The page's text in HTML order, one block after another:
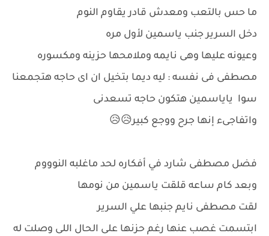
ما حس بالتعب ومعدش قادر يقاوم النوم
دخل السرير جنب ياسمين لأول مره
وعيونه عليها وهى نايمه وملامحها حزينه ومكسوره
مصطفى فى نفسه : ليه ديما بتخيل ان اى حاجه هتجمعنا
سوا ياياسمين هتكون حاجه تسعدنى
واتفاجىء إنها جرح ووجع كبير😥😥
فضل مصطفى شارد في أفكاره لحد ماغلبه النوووم
وبعد كام ساعه قلقت ياسمين من نومها
لقت مصطفى نايم جنبها علي السرير
ابتسمت غصب عنها رغم حزنها على الحال اللى وصلت له